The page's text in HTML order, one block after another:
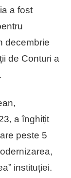
a fost
decembrie
de Conturi a
a înghițit
peste 5
instituției.